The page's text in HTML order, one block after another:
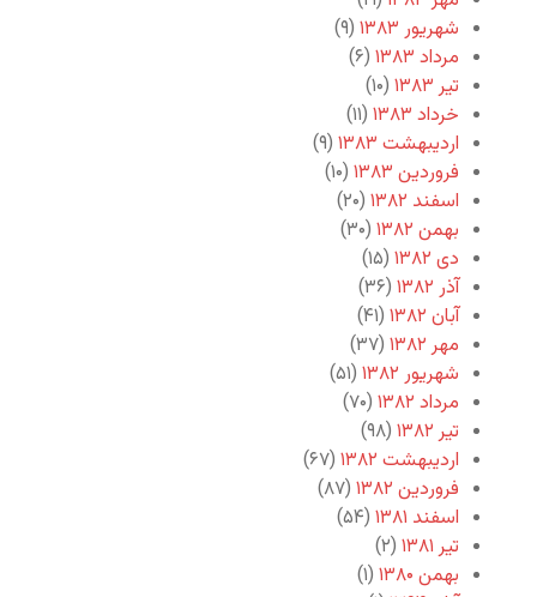
شهریور ۱۳۸۳
(۹)
مرداد ۱۳۸۳
(۶)
تیر ۱۳۸۳
(۱۰)
خرداد ۱۳۸۳
(۱۱)
اردیبهشت ۱۳۸۳
(۹)
فروردین ۱۳۸۳
(۱۰)
اسفند ۱۳۸۲
(۲۰)
بهمن ۱۳۸۲
(۳۰)
دی ۱۳۸۲
(۱۵)
آذر ۱۳۸۲
(۳۶)
آبان ۱۳۸۲
(۴۱)
مهر ۱۳۸۲
(۳۷)
شهریور ۱۳۸۲
(۵۱)
مرداد ۱۳۸۲
(۷۰)
تیر ۱۳۸۲
(۹۸)
اردیبهشت ۱۳۸۲
(۶۷)
فروردین ۱۳۸۲
(۸۷)
اسفند ۱۳۸۱
(۵۴)
تیر ۱۳۸۱
(۲)
بهمن ۱۳۸۰
(۱)